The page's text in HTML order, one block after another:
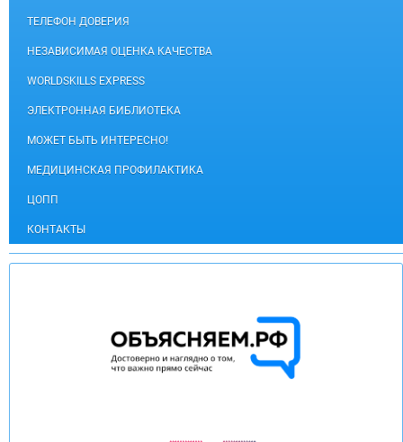
ТЕЛЕФОН ДОВЕРИЯ
НЕЗАВИСИМАЯ ОЦЕНКА КАЧЕСТВА
WORLDSKILLS EXPRESS
ЭЛЕКТРОННАЯ БИБЛИОТЕКА
МОЖЕТ БЫТЬ ИНТЕРЕСНО!
МЕДИЦИНСКАЯ ПРОФИЛАКТИКА
ЦОПП
КОНТАКТЫ